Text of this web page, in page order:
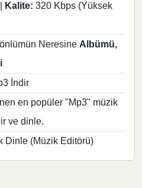
Kalite: 320 Kbps (Yüksek
Neresine Albümü,
İndir
en popüler "Mp3" müzik
ve dinle.
Dinle (Müzik Editörü)